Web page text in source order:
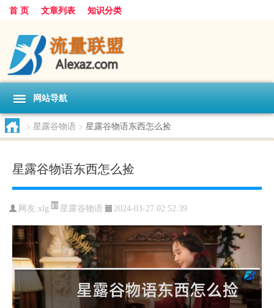
首 页 文章列表 知识分类
网站导航
> 星露谷物语 > 星露谷物语东西怎么捡
星露谷物语东西怎么捡
网友:xlg 星露谷物语 2024-03-27 02:52:39